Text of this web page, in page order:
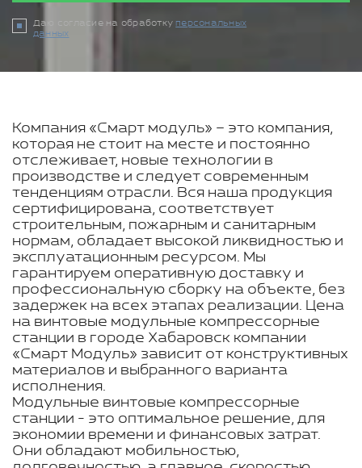
Даю согласие на обработку персональных
данных
Компания «Смарт модуль» – это компания,
которая не стоит на месте и постоянно
отслеживает, новые технологии в
производстве и следует современным
тенденциям отрасли. Вся наша продукция
сертифицирована, соответствует
строительным, пожарным и санитарным
нормам, обладает высокой ликвидностью и
эксплуатационным ресурсом. Мы
гарантируем оперативную доставку и
профессиональную сборку на объекте, без
задержек на всех этапах реализации. Цена
на винтовые модульные компрессорные
станции в городе Хабаровск компании
«Смарт Модуль» зависит от конструктивных
материалов и выбранного варианта
исполнения.
Модульные винтовые компрессорные
станции - это оптимальное решение, для
экономии времени и финансовых затрат.
Они обладают мобильностью,